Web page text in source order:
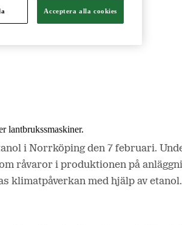
lantbrukssmaskiner.
i Norrköping den 7 februari.
råvaror i produktionen på
klimatpåverkan med hjälp av etanol.
Acceptera alla cookies